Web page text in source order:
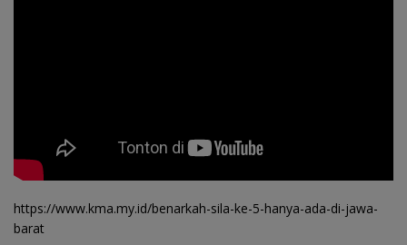
https://www.kma.my.id/benarkah-sila-ke-5-hanya-ada-di-jawa-
barat